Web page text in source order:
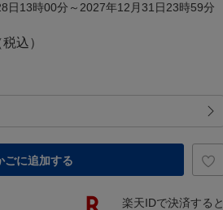
日13時00分～2027年12月31日23時59分
込）
ごに追加する
楽天IDで決済すると